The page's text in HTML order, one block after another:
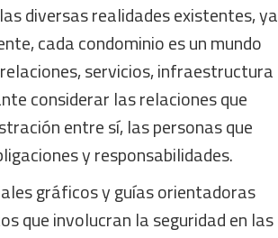
diversas realidades existentes, ya
cada condominio es un mundo
servicios, infraestructura
considerar las relaciones que
entre sí, las personas que
y responsabilidades.
gráficos y guías orientadoras
que involucran la seguridad en las